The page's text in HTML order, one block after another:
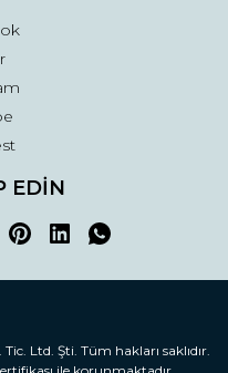
EDİN
Ltd. Şti. Tüm hakları saklıdır.